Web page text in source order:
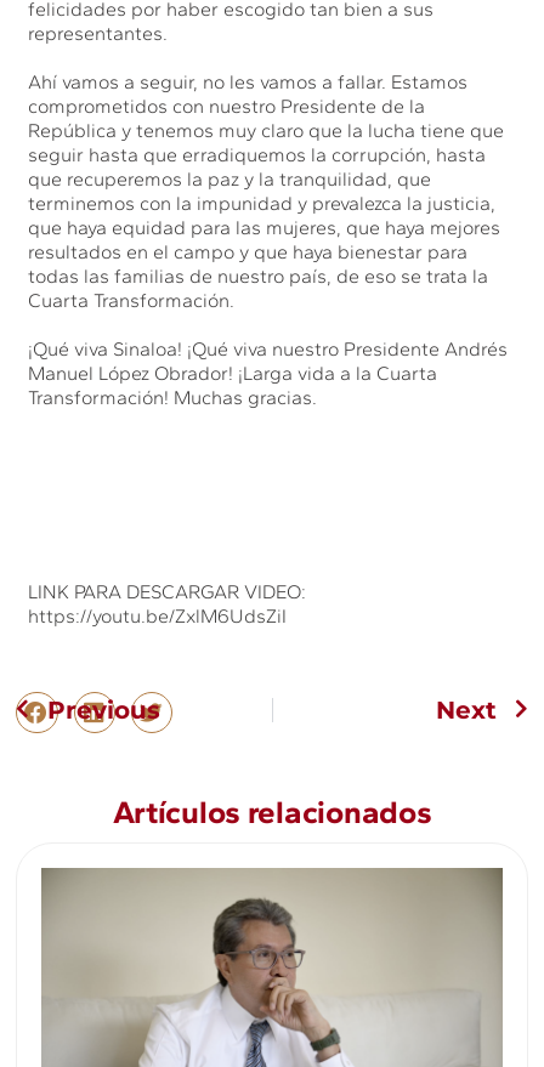
felicidades por haber escogido tan bien a sus
representantes.
Ahí vamos a seguir, no les vamos a fallar. Estamos
comprometidos con nuestro Presidente de la
República y tenemos muy claro que la lucha tiene que
seguir hasta que erradiquemos la corrupción, hasta
que recuperemos la paz y la tranquilidad, que
terminemos con la impunidad y prevalezca la justicia,
que haya equidad para las mujeres, que haya mejores
resultados en el campo y que haya bienestar para
todas las familias de nuestro país, de eso se trata la
Cuarta Transformación.
¡Qué viva Sinaloa! ¡Qué viva nuestro Presidente Andrés
Manuel López Obrador! ¡Larga vida a la Cuarta
Transformación! Muchas gracias.
LINK PARA DESCARGAR VIDEO:
https://youtu.be/ZxlM6UdsZiI
Previous Next
Artículos relacionados